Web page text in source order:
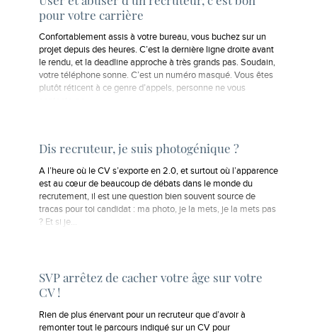
pour votre carrière
Confortablement assis à votre bureau, vous buchez sur un
projet depuis des heures. C’est la dernière ligne droite avant
le rendu, et la deadline approche à très grands pas. Soudain,
votre téléphone sonne. C’est un numéro masqué. Vous êtes
plutôt réticent à ce genre d’appels, personne ne vous
Dis recruteur, je suis photogénique ?
A l’heure où le CV s’exporte en 2.0, et surtout où l’apparence
est au cœur de beaucoup de débats dans le monde du
recrutement, il est une question bien souvent source de
tracas pour toi candidat : ma photo, je la mets, je la mets pas
? Et si je…
SVP arrêtez de cacher votre âge sur votre
CV !
Rien de plus énervant pour un recruteur que d’avoir à
remonter tout le parcours indiqué sur un CV pour